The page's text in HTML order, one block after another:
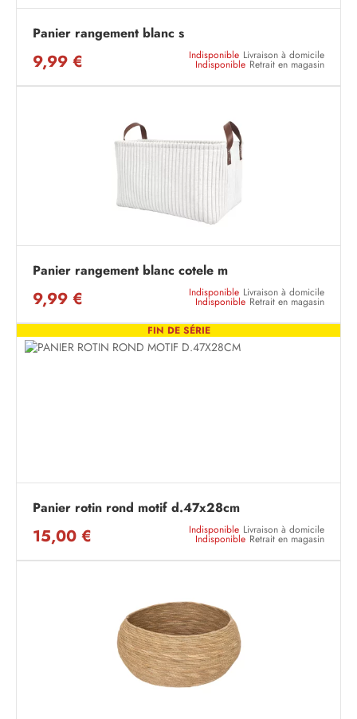
Panier rangement blanc s
9,99 € Indisponible Livraison à domicile
Indisponible Retrait en magasin
Panier rangement blanc cotele m
9,99 € Indisponible Livraison à domicile
Indisponible Retrait en magasin
FIN DE SÉRIE
Panier rotin rond motif d.47x28cm
15,00 € Indisponible Livraison à domicile
Indisponible Retrait en magasin